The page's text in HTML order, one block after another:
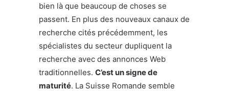
bien là que beaucoup de choses se
passent. En plus des nouveaux canaux de
recherche cités précédemment, les
spécialistes du secteur dupliquent la
recherche avec des annonces Web
traditionnelles. C’est un signe de
maturité. La Suisse Romande semble